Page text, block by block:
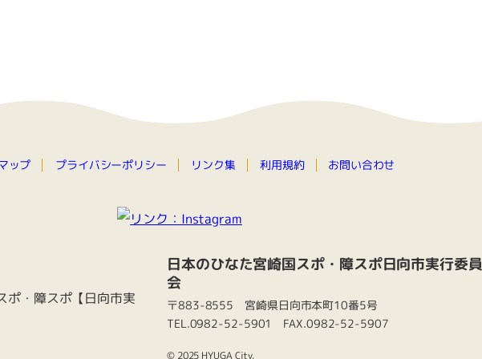
ップ プライバシーポリシー リンク集 利用規約 お問い合わせ
日本のひなた宮崎国スポ・障スポ日向市実行委員
会
〒883-8555 宮崎県日向市本町10番5号
TEL.0982-52-5901 FAX.0982-52-5907
© 2025 HYUGA City.